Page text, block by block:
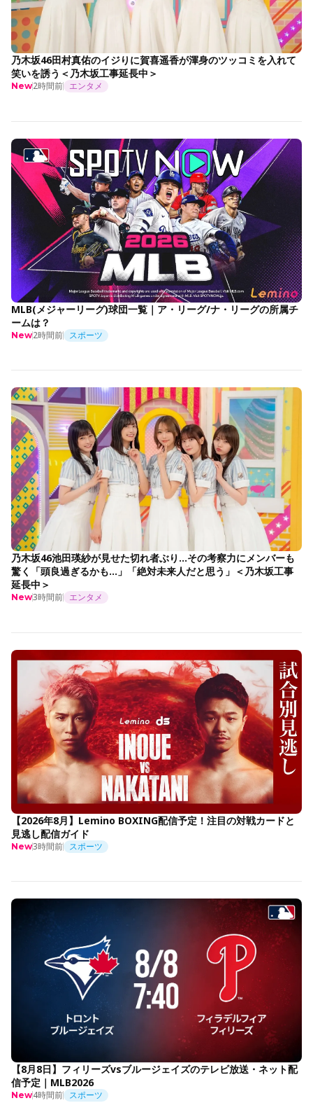
乃木坂46田村真佑のイジりに賀喜遥香が渾身のツッコミを入れて
笑いを誘う＜乃木坂工事延長中＞
New2時間前 エンタメ
MLB(メジャーリーグ)球団一覧｜ア・リーグ/ナ・リーグの所属チ
ームは？
New2時間前 スポーツ
乃木坂46池田瑛紗が見せた切れ者ぶり…その考察力にメンバーも
驚く「頭良過ぎるかも…」「絶対未来人だと思う」＜乃木坂工事
延長中＞
New3時間前 エンタメ
【2026年8月】Lemino BOXING配信予定！注目の対戦カードと
見逃し配信ガイド
New3時間前 スポーツ
【8月8日】フィリーズvsブルージェイズのテレビ放送・ネット配
信予定｜MLB2026
New4時間前 スポーツ